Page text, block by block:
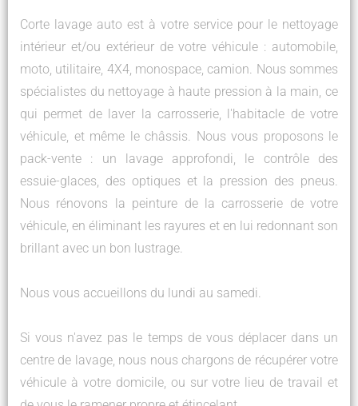
Corte lavage auto est à votre service pour le nettoyage
intérieur et/ou extérieur de votre véhicule : automobile,
moto, utilitaire, 4X4, monospace, camion. Nous sommes
spécialistes du nettoyage à haute pression à la main, ce
qui permet de laver la carrosserie, l'habitacle de votre
véhicule, et même le châssis. Nous vous proposons le
pack-vente : un lavage approfondi, le contrôle des
essuie-glaces, des optiques et la pression des pneus.
Nous rénovons la peinture de la carrosserie de votre
véhicule, en éliminant les rayures et en lui redonnant son
brillant avec un bon lustrage.
Nous vous accueillons du lundi au samedi.
Si vous n'avez pas le temps de vous déplacer dans un
centre de lavage, nous nous chargons de récupérer votre
véhicule à votre domicile, ou sur votre lieu de travail et